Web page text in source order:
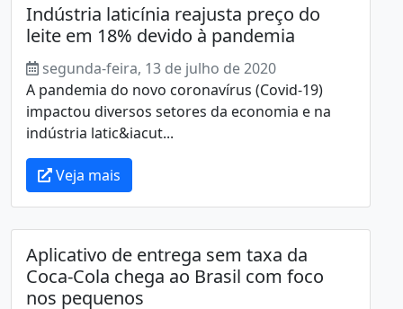
Indústria laticínia reajusta preço do
leite em 18% devido à pandemia
segunda-feira, 13 de julho de 2020
A pandemia do novo coronavírus (Covid-19)
impactou diversos setores da economia e na
indústria latic&iacut...
Veja mais
Aplicativo de entrega sem taxa da
Coca-Cola chega ao Brasil com foco
nos pequenos